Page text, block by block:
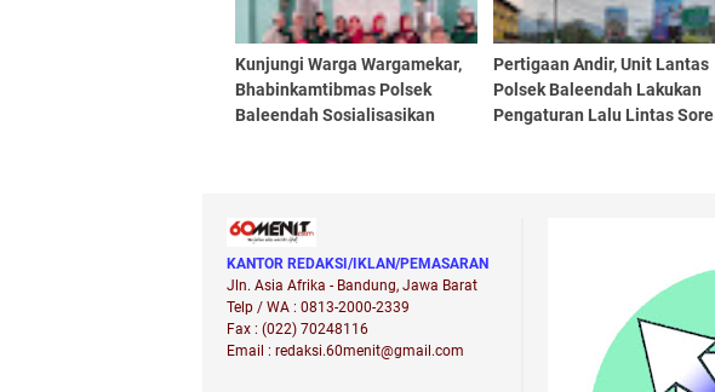
Kunjungi Warga Wargamekar,
Bhabinkamtibmas Polsek
Baleendah Sosialisasikan
Pertigaan Andir, Unit Lantas
Polsek Baleendah Lakukan
Pengaturan Lalu Lintas Sore
KANTOR REDAKSI/IKLAN/PEMASARAN
Jln. Asia Afrika - Bandung, Jawa Barat
Telp / WA : 0813-2000-2339
Fax : (022) 70248116
Email : redaksi.60menit@gmail.com